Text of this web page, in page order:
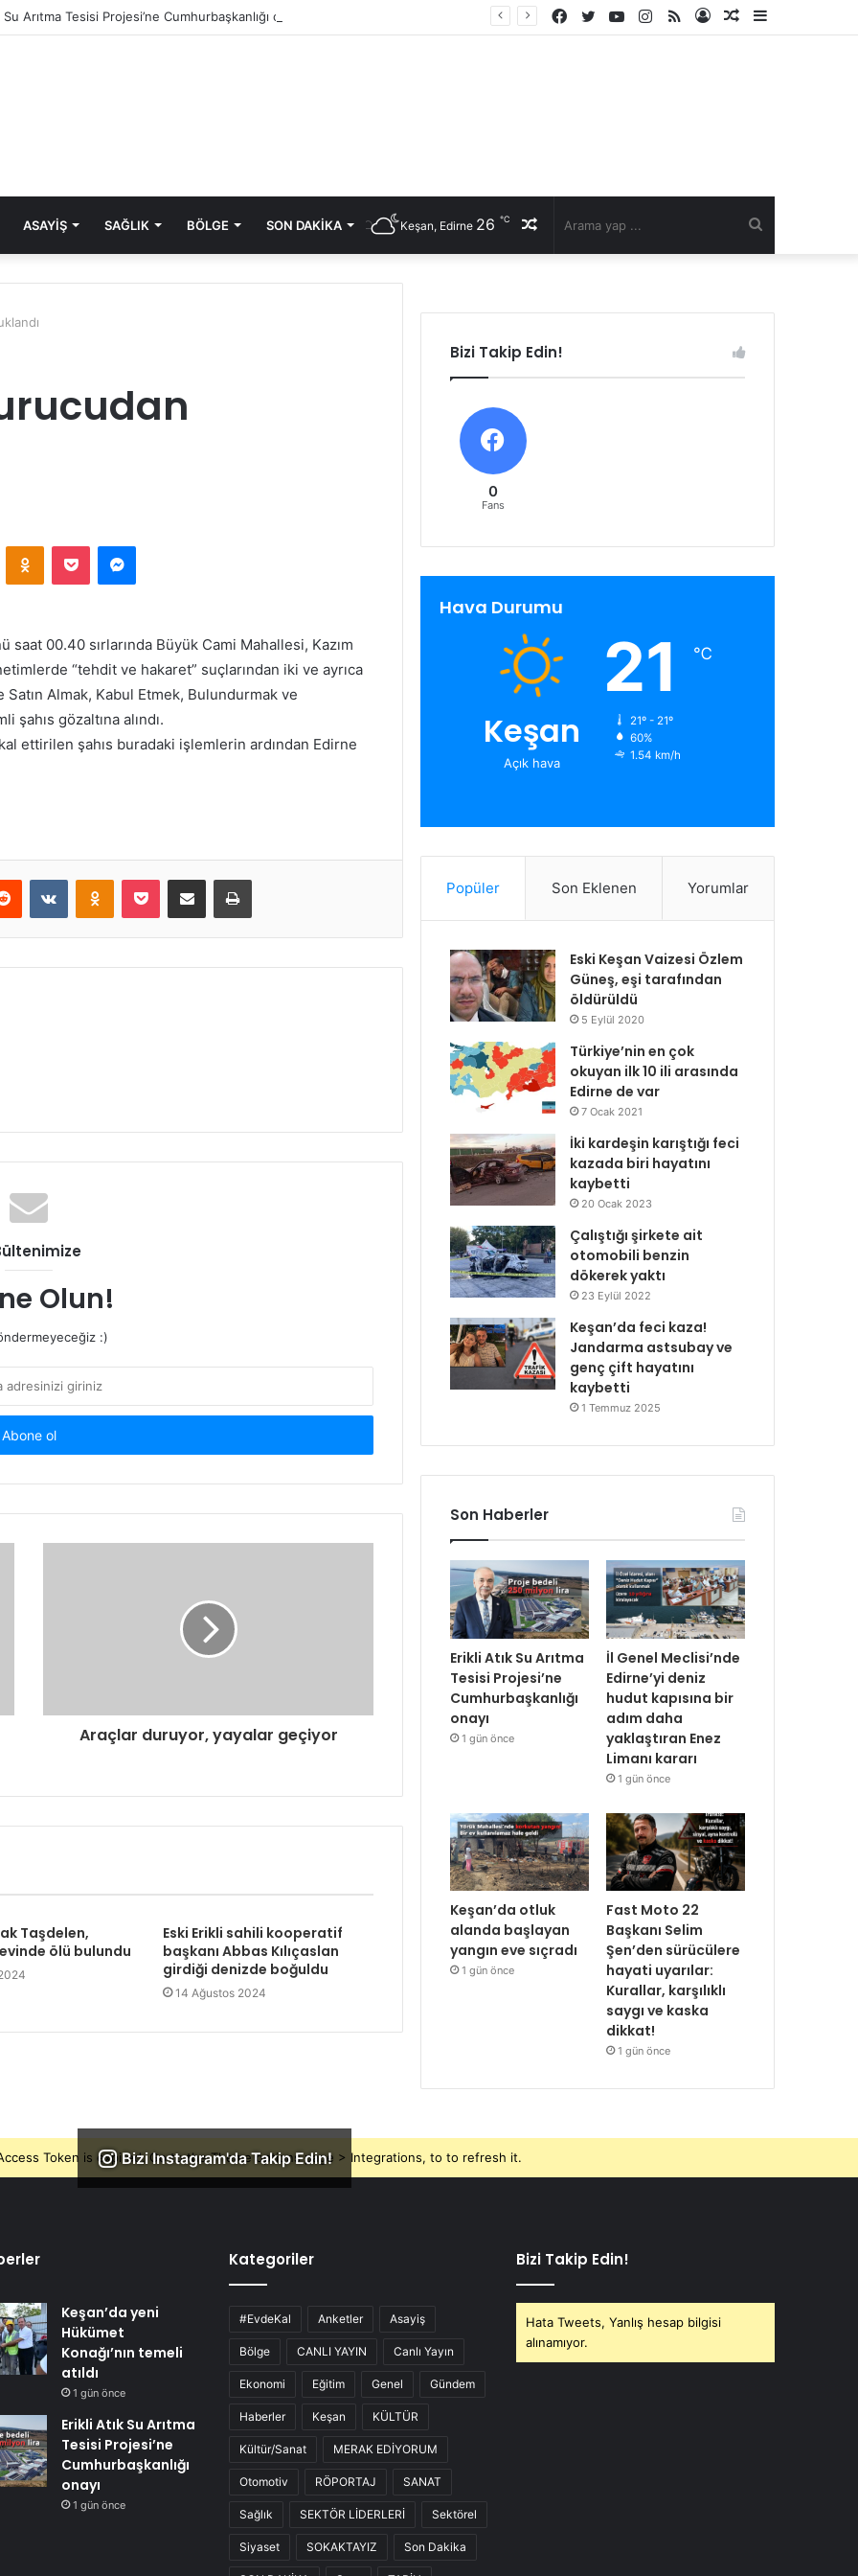
Arıtma Tesisi Projesi’ne Cumhurbaşkanlığı onayı
Rastgele
Kayıt
RSS
Instagram
YouTube
Twitter
Facebook
ASAYIŞ SAĞLIK BÖLGE SON DAKIKA Rastgele
Keşan, Edirne 26 ℃
00.40 sırlarında Büyük Cami Mahallesi, Kazım
“tehdit ve hakaret” suçlarından iki ve ayrıca
Satın Almak, Kabul Etmek, Bulundurmak ve
şahıs gözaltına alındı.
ettirilen şahıs buradaki işlemlerin ardından Edirne
Olun!
:)
Araçlar duruyor, yayalar geçiyor
Taşdelen,
ölü bulundu
Eski Erikli sahili kooperatif
başkanı Abbas Kılıçaslan
girdiği denizde boğuldu
14 Ağustos 2024
Bizi Takip Edin!
0
Fans
Hava Durumu
Keşan
Açık hava
21 ℃
21º - 21º
60%
1.54 km/h
Popüler Son Eklenen Yorumlar
Eski Keşan Vaizesi Özlem
Güneş, eşi tarafından
öldürüldü
5 Eylül 2020
Türkiye’nin en çok
okuyan ilk 10 ili arasında
Edirne de var
7 Ocak 2021
İki kardeşin karıştığı feci
kazada biri hayatını
kaybetti
20 Ocak 2023
Çalıştığı şirkete ait
otomobili benzin
dökerek yaktı
23 Eylül 2022
Keşan’da feci kaza!
Jandarma astsubay ve
genç çift hayatını
kaybetti
1 Temmuz 2025
Son Haberler
Erikli Atık Su Arıtma
Tesisi Projesi’ne
Cumhurbaşkanlığı
onayı
1 gün önce
İl Genel Meclisi’nde
Edirne’yi deniz
hudut kapısına bir
adım daha
yaklaştıran Enez
Limanı kararı
1 gün önce
Keşan’da otluk
alanda başlayan
yangın eve sıçradı
1 gün önce
Fast Moto 22
Başkanı Selim
Şen’den sürücülere
hayati uyarılar:
Kurallar, karşılıklı
saygı ve kaska
dikkat!
1 gün önce
Bizi Instagram'da Takip Edin!
Token is expired, Go to the Theme options page > Integrations, to to refresh it.
Keşan’da yeni
Hükümet
Konağı’nın temeli
atıldı
1 gün önce
Erikli Atık Su Arıtma
Tesisi Projesi’ne
Cumhurbaşkanlığı
onayı
1 gün önce
Kategoriler
#EvdeKal Anketler Asayiş
Bölge CANLI YAYIN Canlı Yayın
Ekonomi Eğitim Genel Gündem
Haberler Keşan KÜLTÜR
Kültür/Sanat MERAK EDİYORUM
Otomotiv RÖPORTAJ SANAT
Sağlık SEKTÖR LİDERLERİ Sektörel
Siyaset SOKAKTAYIZ Son Dakika
Bizi Takip Edin!
Hata Tweets, Yanlış hesap bilgisi
alınamıyor.